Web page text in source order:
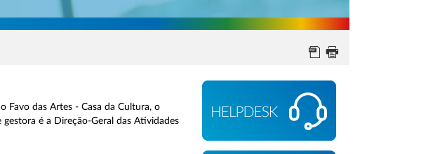
Favo das Artes - Casa da Cultura, o
é a Direção-Geral das Atividades